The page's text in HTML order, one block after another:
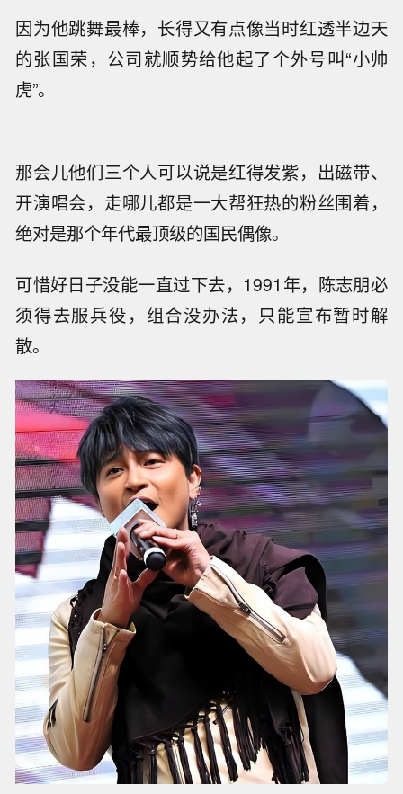
1988年的时候，他跟苏有朋、吴奇隆在一档节目
里被选上，凑在一块儿弄了个叫“小虎队”的组合。
因为他跳舞最棒，长得又有点像当时红透半边天
的张国荣，公司就顺势给他起了个外号叫“小帅
虎”。